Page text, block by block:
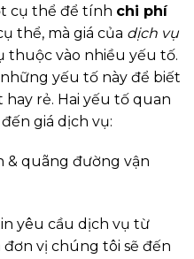
cụ thể để tính chi phí
thể, mà giá của dịch vụ
thuộc vào nhiều yếu tố.
yếu tố này để biết
rẻ. Hai yếu tố quan
giá dịch vụ:
& quãng đường vận
yêu cầu dịch vụ từ
đơn vị chúng tôi sẽ đến